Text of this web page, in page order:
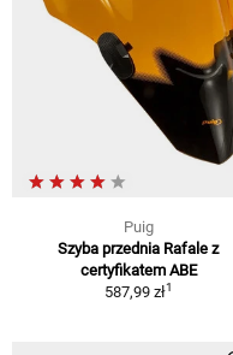
Puig
Szyba przednia Rafale z
certyfikatem ABE
587,99 zł1